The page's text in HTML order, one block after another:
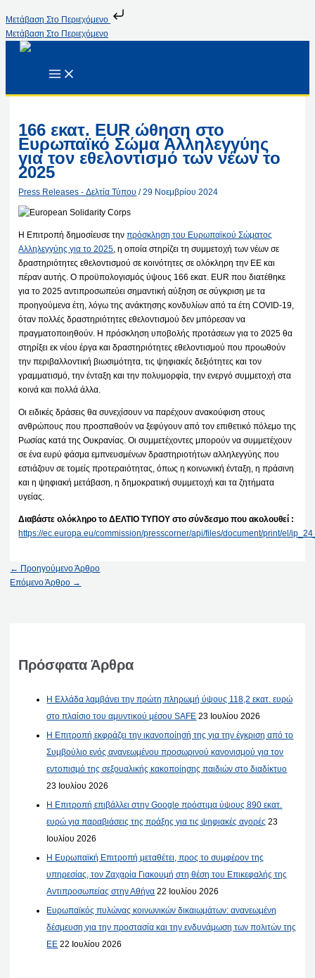
Μετάβαση Στο Περιεχόμενο
Μετάβαση Στο Περιεχόμενο
166 εκατ. EUR ώθηση στο
Ευρωπαϊκό Σώμα Αλληλεγγύης
για τον εθελοντισμό των νέων το
2025
Press Releases - Δελτία Τύπου /29 Νοεμβρίου 2024
Η Επιτροπή δημοσίευσε τηνπρόσκληση του Ευρωπαϊκού Σώματος
Αλληλεγγύης για το 2025, η οποία στηρίζει τη συμμετοχή των νέων σε
δραστηριότητες εθελοντισμού σε κοινότητες σε ολόκληρη την ΕΕ και
πέραν αυτής. Ο προϋπολογισμός ύψους 166 εκατ. EUR που διατέθηκε
για το 2025 αντιπροσωπεύει σημαντική αύξηση σε σύγκριση με τα
προηγούμενα έτη, λόγω της ανάκτησης κονδυλίων από τα έτη COVID-19,
όταν πολλές δραστηριότητες εθελοντισμού δεν μπόρεσαν να
πραγματοποιηθούν. Η πρόσκληση υποβολής προτάσεων για το 2025 θα
στηρίξει εκ νέου έργα και δραστηριότητες εθελοντισμού που προωθούν
την περιβαλλοντική βιωσιμότητα, τις ψηφιακές δεξιότητες και τον
γραμματισμό, την ένταξη και την πολυμορφία, την ενεργό συμμετοχή στα
κοινά και πολλά άλλα.
Οι ειδικές δράσεις θα συνεχίσουν να παρέχουν ανακούφιση στους
ανθρώπους που προσπαθούν να ξεφύγουν από τον επιθετικό πόλεμο της
Ρωσίας κατά της Ουκρανίας. Οι συμμετέχοντες μπορούν να συμμετέχουν
σε ένα ευρύ φάσμα εμπνευσμένων δραστηριοτήτων αλληλεγγύης που
εστιάζουν σε τομείς προτεραιότητας, όπως η κοινωνική ένταξη, η πράσινη
και η ψηφιακή μετάβαση, η δημοκρατική συμμετοχή και τα ζητήματα
υγείας.
Διαβάστε ολόκληρο το ΔΕΛΤΙΟ ΤΥΠΟΥ στο σύνδεσμο που ακολουθεί :
https://ec.europa.eu/commission/presscorner/api/files/document/print/el/
← Προηγούμενο Άρθρο
Επόμενο Άρθρο →
Πρόσφατα Άρθρα
Η Ελλάδα λαμβάνει την πρώτη πληρωμή ύψους 118,2 εκατ. ευρώ
στο πλαίσιο του αμυντικού μέσου SAFE 23 Ιουλίου 2026
Η Επιτροπή εκφράζει την ικανοποίησή της για την έγκριση από το
Συμβούλιο ενός ανανεωμένου προσωρινού κανονισμού για τον
εντοπισμό της σεξουαλικής κακοποίησης παιδιών στο διαδίκτυο
23 Ιουλίου 2026
Η Επιτροπή επιβάλλει στην Google πρόστιμα ύψους 890 εκατ.
ευρώ για παραβιάσεις της πράξης για τις ψηφιακές αγορές 23
Ιουλίου 2026
Η Ευρωπαϊκή Επιτροπή μεταθέτει, προς το συμφέρον της
υπηρεσίας, τον Ζαχαρία Γιακουμή στη θέση του Επικεφαλής της
Αντιπροσωπείας στην Αθήνα 22 Ιουλίου 2026
Ευρωπαϊκός πυλώνας κοινωνικών δικαιωμάτων: ανανεωμένη
δέσμευση για την προστασία και την ενδυνάμωση των πολιτών της
ΕΕ 22 Ιουλίου 2026